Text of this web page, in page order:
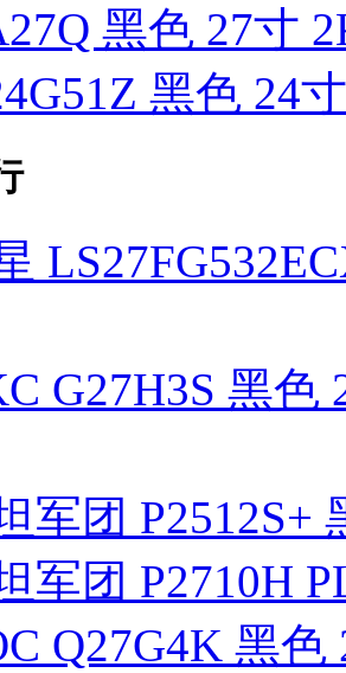
黑色 27寸
黑色 24
G27H3S 黑色
军团 P2512S+
军团 P2710H
Q27G4K 黑